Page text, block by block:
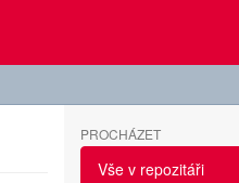
PROCHÁZET
Vše v repozitáři